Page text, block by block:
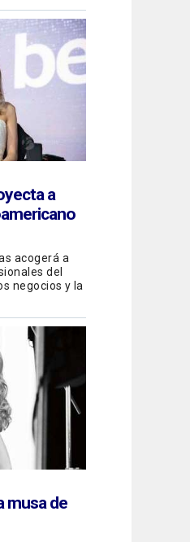
a
acogerá a
del
negocios y la
musa de